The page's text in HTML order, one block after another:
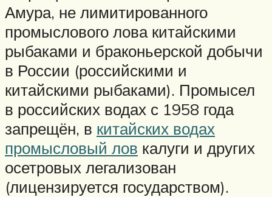
Амура, не лимитированного
промыслового лова китайскими
рыбаками и браконьерской добычи
в России (российскими и
китайскими рыбаками). Промысел
в российских водах с 1958 года
запрещён, в китайских водах
промысловый лов калуги и других
осетровых легализован
(лицензируется государством).